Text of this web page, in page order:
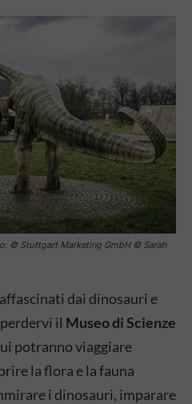
© Stuttgart Marketing GmbH © Sarah
dai dinosauri e
il Museo di Scienze
potranno viaggiare
la flora e la fauna
i dinosauri, imparare